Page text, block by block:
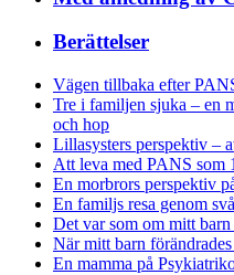
Berättelser
Vägen tillbaka efter
Tre i familjen sjuka – en
och hop
Lillasysters perspektiv –
Att leva med PANS som
En morbrors perspektiv
En familjs resa genom
Det var som om mitt
När mitt barn
En mamma på